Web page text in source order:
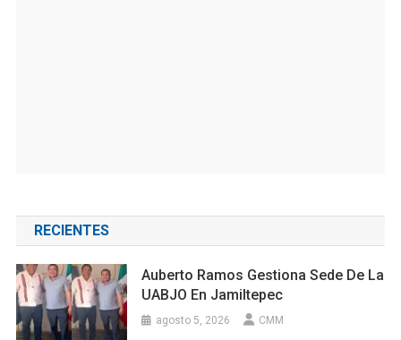
RECIENTES
Auberto Ramos Gestiona Sede De La
UABJO En Jamiltepec
agosto 5, 2026 CMM